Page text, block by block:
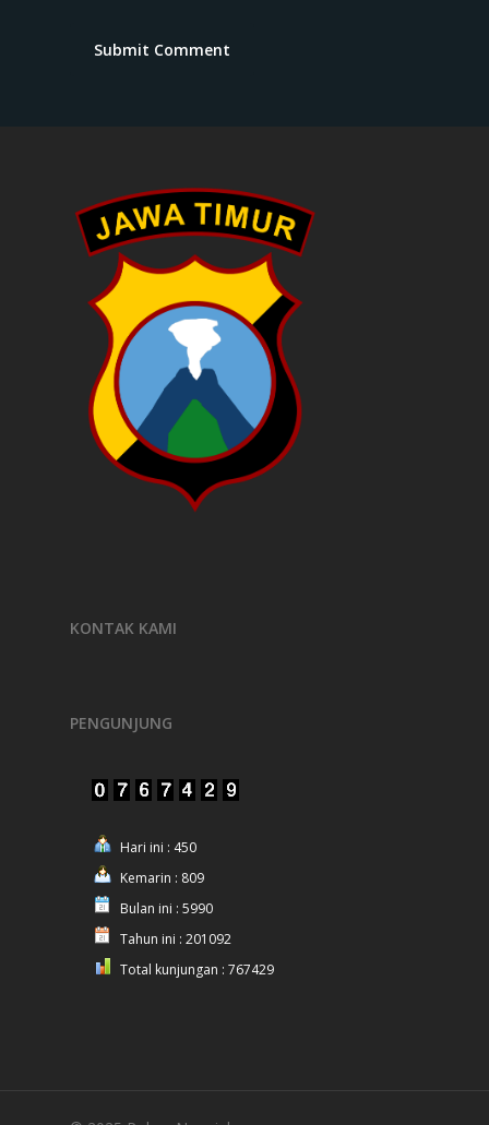
KONTAK KAMI
PENGUNJUNG
Hari ini : 450
Kemarin : 809
Bulan ini : 5990
Tahun ini : 201092
Total kunjungan : 767429